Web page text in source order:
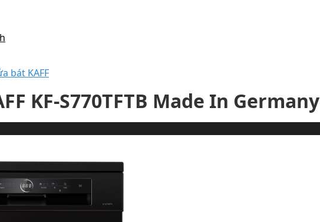
bát KAFF
KF-S770TFTB Made In Germany